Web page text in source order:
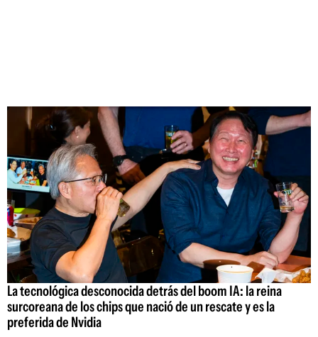
La tecnológica desconocida detrás del boom IA: la reina
surcoreana de los chips que nació de un rescate y es la
preferida de Nvidia